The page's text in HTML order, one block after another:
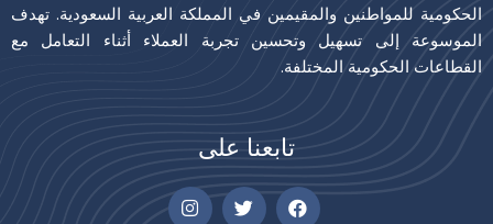
الحكومية للمواطنين والمقيمين في المملكة العربية السعودية. تهدف
الموسوعة إلى تسهيل وتحسين تجربة العملاء أثناء التعامل مع
القطاعات الحكومية المختلفة.
تابعنا على